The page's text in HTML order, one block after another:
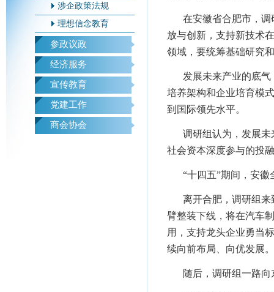
涉企政策法规
理想信念教育
参政议政
经济服务
宣传教育
党建工作
商会协会
在安徽省合肥市，
放与创新，支持新技术
领域，要统筹基础研究
发展未来产业的底
培养架构和企业培育模
到国际领先水平。
调研组认为，发展
社会资本深度参与的投
“十四五”期间，安
离开合肥，调研组
臂整装下线，将在汽车
用，支持龙头企业勇当
续向前布局、向优发展
随后，调研组一路